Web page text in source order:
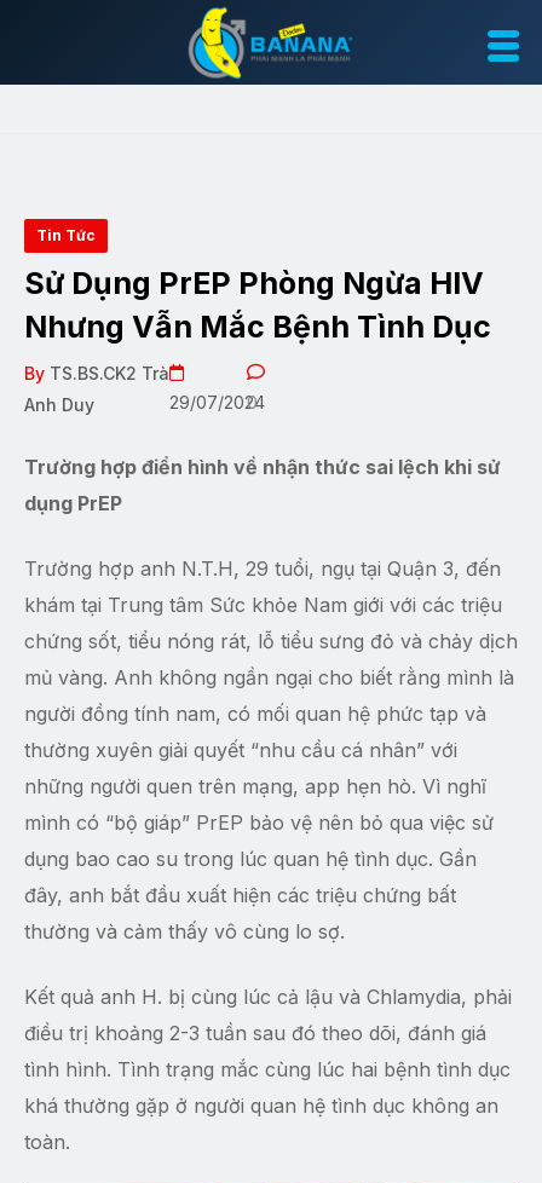
Tin Tức
Sử Dụng PrEP Phòng Ngừa HIV
Nhưng Vẫn Mắc Bệnh Tình Dục
By TS.BS.CK2 Trà
Anh Duy
29/07/2024
0
Trường hợp điển hình về nhận thức sai lệch khi sử
dụng PrEP
Trường hợp anh N.T.H, 29 tuổi, ngụ tại Quận 3, đến
khám tại Trung tâm Sức khỏe Nam giới với các triệu
chứng sốt, tiểu nóng rát, lỗ tiểu sưng đỏ và chảy dịch
mủ vàng. Anh không ngần ngại cho biết rằng mình là
người đồng tính nam, có mối quan hệ phức tạp và
thường xuyên giải quyết “nhu cầu cá nhân” với
những người quen trên mạng, app hẹn hò. Vì nghĩ
mình có “bộ giáp” PrEP bảo vệ nên bỏ qua việc sử
dụng bao cao su trong lúc quan hệ tình dục. Gần
đây, anh bắt đầu xuất hiện các triệu chứng bất
thường và cảm thấy vô cùng lo sợ.
Kết quả anh H. bị cùng lúc cả lậu và Chlamydia, phải
điều trị khoảng 2-3 tuần sau đó theo dõi, đánh giá
tình hình. Tình trạng mắc cùng lúc hai bệnh tình dục
khá thường gặp ở người quan hệ tình dục không an
toàn.